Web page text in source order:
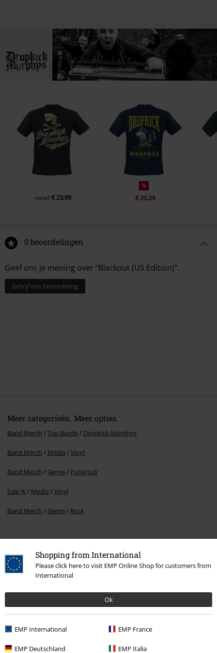
Shopping from International
Please click here to visit EMP Online Shop for customers from
International
Ok
EMP International EMP France
EMP Deutschland EMP Italia
Suggesties
vanaf€ 23,99
%
€ 20,39
0 beoordelingen
Geef ons je mening over "Blackout (US Edition)".
Schrijf een beoordeling
Meer categorieën. Meer opties.
Band Merch Top Bands Dropkick Murphys
Band Merch Media Vinyl
Band Merch Genre Punkrock
Sale % Media Vinyl
Band Merch Genre Rock
korting
E-mailnieuwsbrief
Meld je aan en ontvang een code voor 15%
ermee akkoord dat Large Popmerchandising B.V. mijn persoonsgegevens